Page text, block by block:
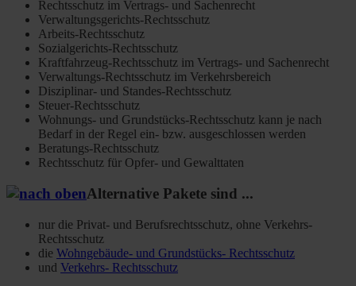
Rechtsschutz im Vertrags- und Sachenrecht
Verwaltungsgerichts-Rechtsschutz
Arbeits-Rechtsschutz
Sozialgerichts-Rechtsschutz
Kraftfahrzeug-Rechtsschutz im Vertrags- und Sachenrecht
Verwaltungs-Rechtsschutz im Verkehrsbereich
Disziplinar- und Standes-Rechtsschutz
Steuer-Rechtsschutz
Wohnungs- und Grundstücks-Rechtsschutz kann je nach
Bedarf in der Regel ein- bzw. ausgeschlossen werden
Beratungs-Rechtsschutz
Rechtsschutz für Opfer- und Gewalttaten
Alternative Pakete sind ...
nur die Privat- und Berufsrechtsschutz, ohne Verkehrs-
Rechtsschutz
die Wohngebäude- und Grundstücks- Rechtsschutz
und Verkehrs- Rechtsschutz